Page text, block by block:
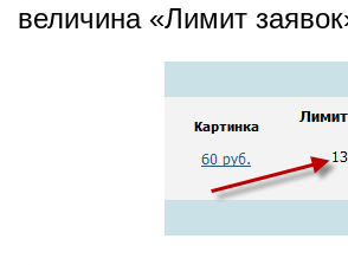
величина «Лимит